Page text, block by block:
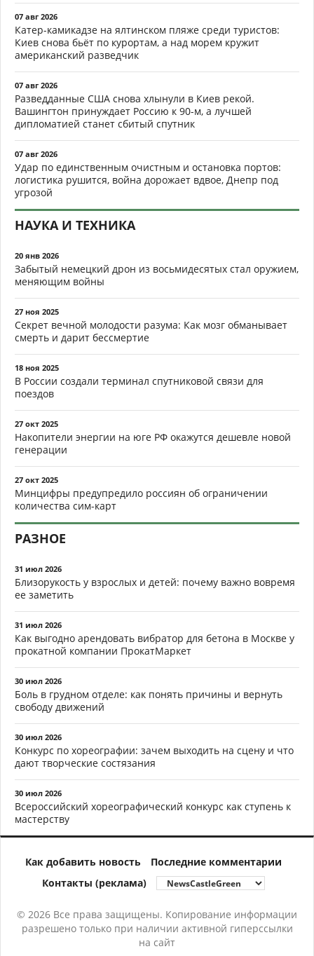
07 авг 2026
Катер-камикадзе на ялтинском пляже среди туристов:
Киев снова бьёт по курортам, а над морем кружит
американский разведчик
07 авг 2026
Разведданные США снова хлынули в Киев рекой.
Вашингтон принуждает Россию к 90-м, а лучшей
дипломатией станет сбитый спутник
07 авг 2026
Удар по единственным очистным и остановка портов:
логистика рушится, война дорожает вдвое, Днепр под
угрозой
НАУКА И ТЕХНИКА
20 янв 2026
Забытый немецкий дрон из восьмидесятых стал оружием,
меняющим войны
27 ноя 2025
Секрет вечной молодости разума: Как мозг обманывает
смерть и дарит бессмертие
18 ноя 2025
В России создали терминал спутниковой связи для
поездов
27 окт 2025
Накопители энергии на юге РФ окажутся дешевле новой
генерации
27 окт 2025
Минцифры предупредило россиян об ограничении
количества сим-карт
РАЗНОЕ
31 июл 2026
Близорукость у взрослых и детей: почему важно вовремя
ее заметить
31 июл 2026
Как выгодно арендовать вибратор для бетона в Москве у
прокатной компании ПрокатМаркет
30 июл 2026
Боль в грудном отделе: как понять причины и вернуть
свободу движений
30 июл 2026
Конкурс по хореографии: зачем выходить на сцену и что
дают творческие состязания
30 июл 2026
Всероссийский хореографический конкурс как ступень к
мастерству
Как добавить новость
Последние комментарии
Контакты (реклама)
© 2026 Все права защищены. Копирование информации
разрешено только при наличии активной гиперссылки
на сайт